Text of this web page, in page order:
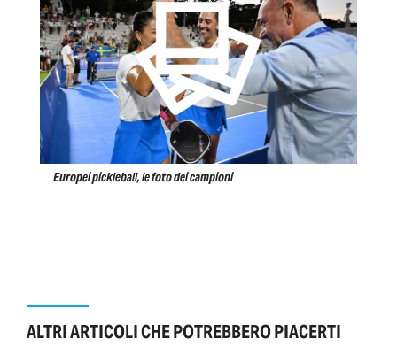
Europei pickleball, le foto dei campioni
ALTRI ARTICOLI CHE POTREBBERO PIACERTI